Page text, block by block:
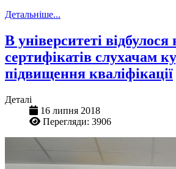
Детальніше...
В університеті
сертифікатів слухачам
підвищення кваліфікації
Деталі
16 липня 2018
Перегляди: 3906